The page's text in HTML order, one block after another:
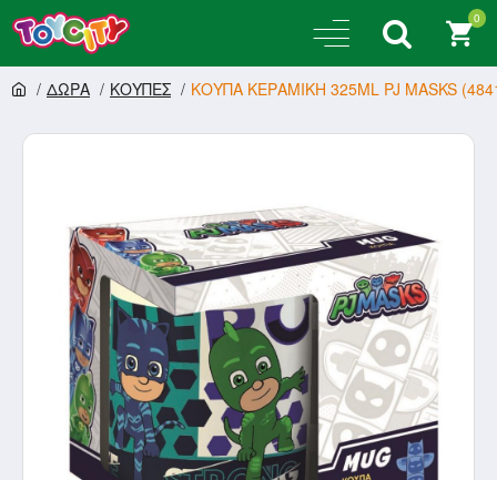
0
ΔΩΡΑ ΚΟΥΠΕΣ ΚΟΥΠΑ ΚΕΡΑΜΙΚΗ 325ML PJ MASKS